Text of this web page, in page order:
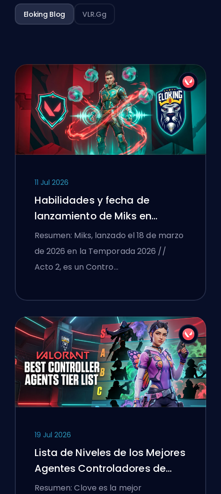
Eloking Blog VLR.gg
11 Jul 2026
Habilidades y fecha de
lanzamiento de Miks en
VALORANT explicadas
Resumen: Miks, lanzado el 18 de marzo
de 2026 en la Temporada 2026 //
Acto 2, es un Contro…
19 Jul 2026
Lista de Niveles de los Mejores
Agentes Controladores de
VALORANT
Resumen: Clove es la mejor